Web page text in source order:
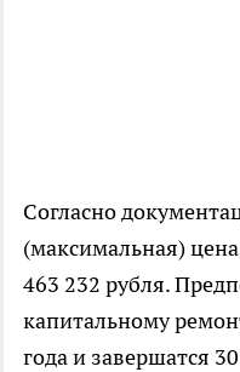
Согласно
(максимальная)
463 232 рубля.
капитальному
года и завершатся